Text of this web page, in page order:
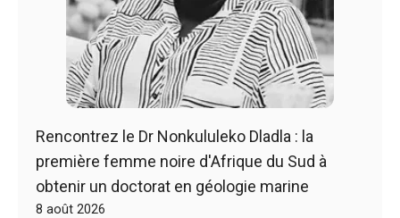
Rencontrez le Dr Nonkululeko Dladla : la
première femme noire d'Afrique du Sud à
obtenir un doctorat en géologie marine
8 août 2026